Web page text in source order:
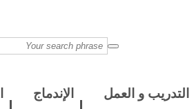
التدريب و العمل الإندماج